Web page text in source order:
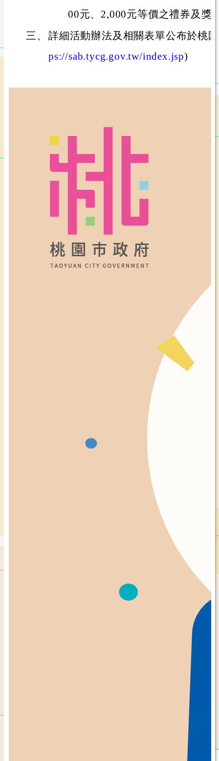
00元、2,000元等價之禮券及獎
三、 詳細活動辦法及相關表單公布於桃
ps://sab.tycg.gov.tw/index.jsp)